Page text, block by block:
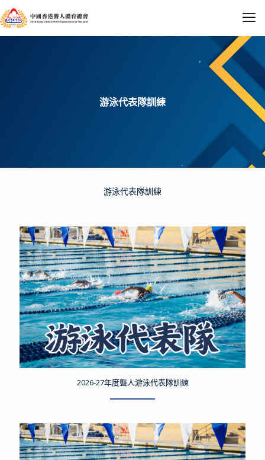
游泳代表隊訓練
游泳代表隊訓練
2026-27年度聾人游泳代表隊訓練